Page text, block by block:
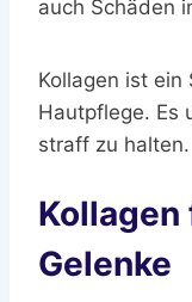
auch Schäden
Kollagen ist ein
Hautpflege. Es
straff zu halten.
Gelenke